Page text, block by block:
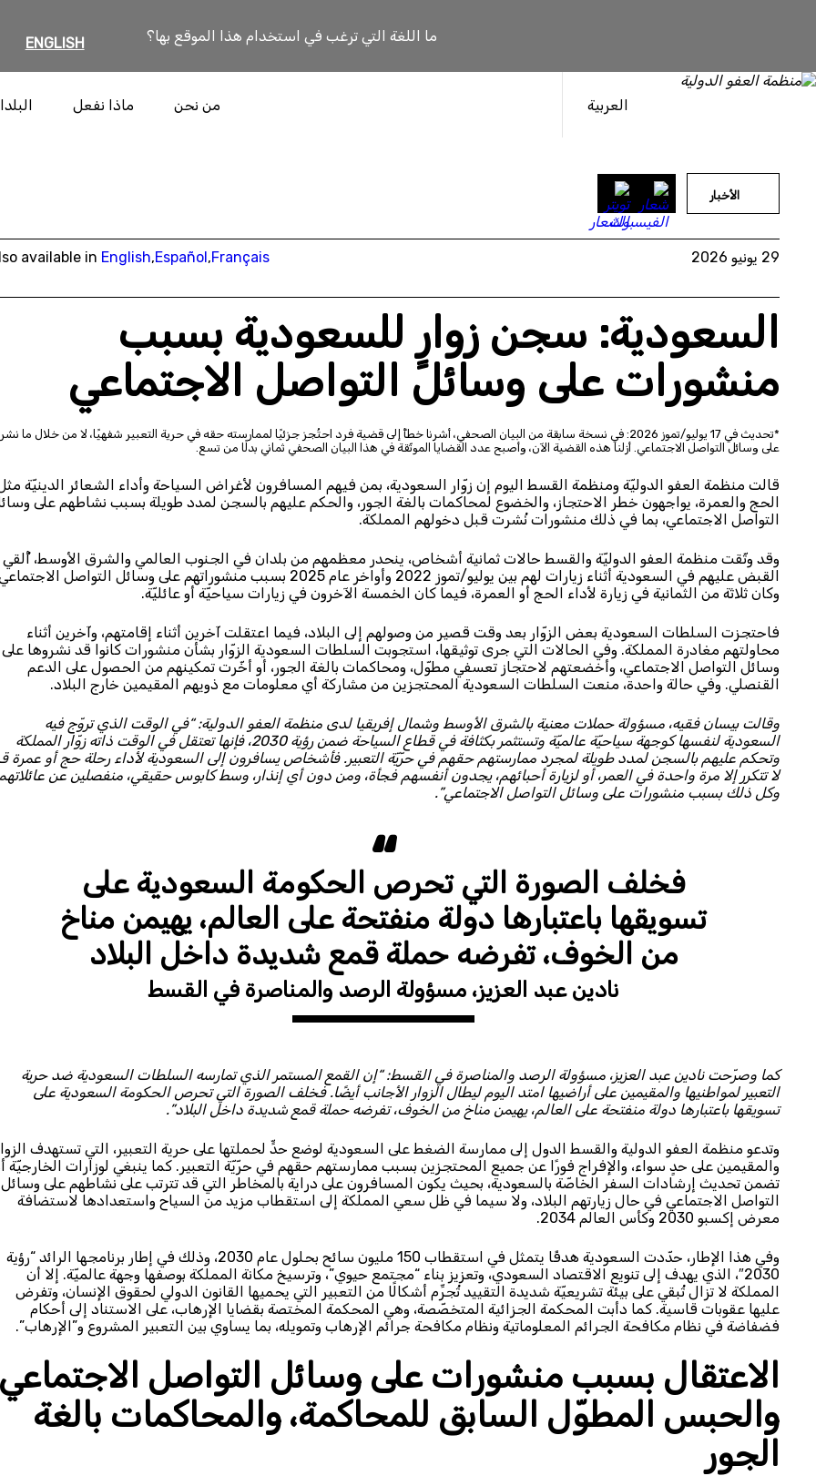
ما اللغة التي ترغب في استخدام هذا الموقع بها؟ ENGLISH
العربية من نحن ماذا نفعل
الأخبار
29 يونيو 2026 available in English,Español,Français
السعودية: سجن زوارٍ للسعودية بسبب
منشورات على وسائل التواصل الاجتماعي
*تحديث في 17 يوليو/تموز 2026: في نسخة سابقة من البيان الصحفي، أشرنا خطأً إلى قضية فرد احتُجز جزئيًا لممارسته حقه في حرية التعبير شفهيًا، لا من خلال ما
على وسائل التواصل الاجتماعي. أزلنا هذه القضية الآن، وأصبح عدد القضايا الموثّقة في هذا البيان الصحفي ثماني بدلًا من تسع.
قالت منظمة العفو الدوليّة ومنظمة القسط اليوم إن زوّار السعودية، بمن فيهم المسافرون لأغراض السياحة وأداء الشعائر الدينيّة
الحج والعمرة، يواجهون خطر الاحتجاز، والخضوع لمحاكمات بالغة الجور، والحكم عليهم بالسجن لمدد طويلة بسبب نشاطهم على
التواصل الاجتماعي، بما في ذلك منشورات نُشرت قبل دخولهم المملكة.
وقد وثّقت منظمة العفو الدوليّة والقسط حالات ثمانية أشخاص، ينحدر معظمهم من بلدان في الجنوب العالمي والشرق الأوسط، أُلقي
القبض عليهم في السعودية أثناء زيارات لهم بين يوليو/تموز 2022 وأواخر عام 2025 بسبب منشوراتهم على وسائل التواصل
وكان ثلاثة من الثمانية في زيارة لأداء الحج أو العمرة، فيما كان الخمسة الآخرون في زيارات سياحيّة أو عائليّة.
فاحتجزت السلطات السعودية بعض الزوّار بعد وقت قصير من وصولهم إلى البلاد، فيما اعتقلت آخرين أثناء إقامتهم، وآخرين أثناء
محاولتهم مغادرة المملكة. وفي الحالات التي جرى توثيقها، استجوبت السلطات السعودية الزوّار بشأن منشورات كانوا قد نشروها على
وسائل التواصل الاجتماعي، وأخضعتهم لاحتجاز تعسفي مطوّل، ومحاكمات بالغة الجور، أو أخّرت تمكينهم من الحصول على الدعم
القنصلي. وفي حالة واحدة، منعت السلطات السعودية المحتجزين من مشاركة أي معلومات مع ذويهم المقيمين خارج البلاد.
وقالت بيسان فقيه، مسؤولة حملات معنية بالشرق الأوسط وشمال إفريقيا لدى منظمة العفو الدولية: “في الوقت الذي تروّج فيه
السعودية لنفسها كوجهة سياحيّة عالميّة وتستثمر بكثافة في قطاع السياحة ضمن رؤية 2030، فإنها تعتقل في الوقت ذاته زوّار المملكة
وتحكم عليهم بالسجن لمدد طويلة لمجرد ممارستهم حقهم في حرّيّة التعبير. فأشخاص يسافرون إلى السعودية لأداء رحلة حج أو عمرة
لا تتكرر إلا مرة واحدة في العمر، أو لزيارة أحبائهم، يجدون أنفسهم فجأة، ومن دون أي إنذار، وسط كابوس حقيقي، منفصلين عن
وكل ذلك بسبب منشورات على وسائل التواصل الاجتماعي”.
فخلف الصورة التي تحرص الحكومة السعودية على
تسويقها باعتبارها دولة منفتحة على العالم، يهيمن مناخ
من الخوف، تفرضه حملة قمع شديدة داخل البلاد
نادين عبد العزيز، مسؤولة الرصد والمناصرة في القسط
كما وصرّحت نادين عبد العزيز، مسؤولة الرصد والمناصرة في القسط: “إن القمع المستمر الذي تمارسه السلطات السعودية ضد حرية
التعبير لمواطنيها والمقيمين على أراضيها امتد اليوم ليطال الزوار الأجانب أيضًا. فخلف الصورة التي تحرص الحكومة السعودية على
تسويقها باعتبارها دولة منفتحة على العالم، يهيمن مناخ من الخوف، تفرضه حملة قمع شديدة داخل البلاد”.
وتدعو منظمة العفو الدولية والقسط الدول إلى ممارسة الضغط على السعودية لوضع حدٍّ لحملتها على حرية التعبير، التي تستهدف
والمقيمين على حدٍ سواء، والإفراج فورًا عن جميع المحتجزين بسبب ممارستهم حقهم في حرّيّة التعبير. كما ينبغي لوزارات الخارجيّة
تضمن تحديث إرشادات السفر الخاصّة بالسعودية، بحيث يكون المسافرون على دراية بالمخاطر التي قد تترتب على نشاطهم على وسائل
التواصل الاجتماعي في حال زيارتهم البلاد، ولا سيما في ظل سعي المملكة إلى استقطاب مزيد من السياح واستعدادها لاستضافة
معرض إكسبو 2030 وكأس العالم 2034.
وفي هذا الإطار، حدّدت السعودية هدفًا يتمثل في استقطاب 150 مليون سائح بحلول عام 2030، وذلك في إطار برنامجها الرائد “رؤية
2030″، الذي يهدف إلى تنويع الاقتصاد السعودي، وتعزيز بناء “مجتمع حيوي”، وترسيخ مكانة المملكة بوصفها وجهة عالميّة. إلا أن
المملكة لا تزال تُبقي على بيئة تشريعيّة شديدة التقييد تُجرِّم أشكالًا من التعبير التي يحميها القانون الدولي لحقوق الإنسان، وتفرض
عليها عقوبات قاسية. كما دأبت المحكمة الجزائية المتخصّصة، وهي المحكمة المختصة بقضايا الإرهاب، على الاستناد إلى أحكام
فضفاضة في نظام مكافحة الجرائم المعلوماتية ونظام مكافحة جرائم الإرهاب وتمويله، بما يساوي بين التعبير المشروع و”الإرهاب”.
الاعتقال بسبب منشورات على وسائل التواصل
والحبس المطوّل السابق للمحاكمة، والمحاكمات بالغة
الجور